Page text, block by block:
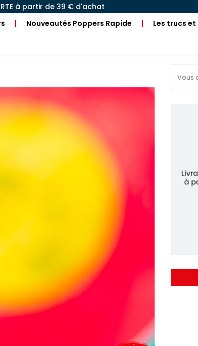
à partir de 39 € d'achat
Nouveautés Poppers Rapide
Les trucs